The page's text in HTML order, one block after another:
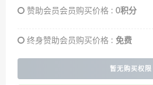
赞助会员会员购买价格 : 0积分
终身赞助会员购买价格 : 免费
暂无购买权限